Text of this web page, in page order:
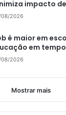
impacto
08/2026
é maior em
em
08/2026
Mostrar mais